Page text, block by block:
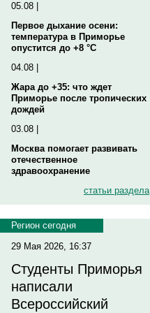
05.08 |
Первое дыхание осени:
температура в Приморье
опустится до +8 °C
04.08 |
Жара до +35: что ждет
Приморье после тропических
дождей
03.08 |
Москва помогает развивать
отечественное
здравоохранение
статьи раздела
Регион сегодня
29 Мая 2026, 16:37
Студенты Приморья
написали
Всероссийский